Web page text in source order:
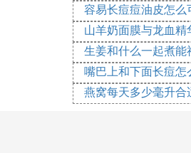
避开光敏感食
时多吃富含维
日常饮食需谨慎
注意果蔬食用
蔬菜让爱长斑
容易长痘痘油皮怎么
山羊奶面膜与龙血
生姜和什么一起煮能
嘴巴上和下面长痘怎
燕窝每天多少毫升合